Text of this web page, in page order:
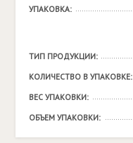
УПАКОВКА:
ТИП ПРОДУКЦИИ:
КОЛИЧЕСТВО В УПАКОВКЕ:
ВЕС УПАКОВКИ:
ОБЪЕМ УПАКОВКИ: